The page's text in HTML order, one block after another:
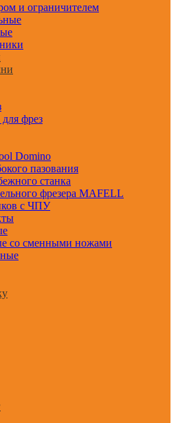
и ограничителем
фрез
Domino
пазования
станка
фрезера MAFELL
с ЧПУ
со сменными ножами